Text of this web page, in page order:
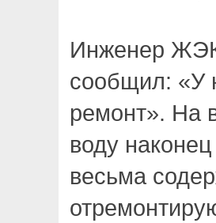
Инженер
сообщил: «У
ремонт». На
воду
весьма